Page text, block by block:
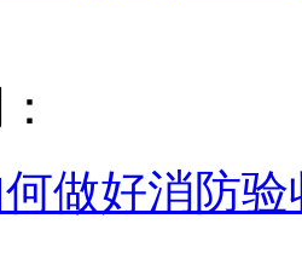
做好消防验